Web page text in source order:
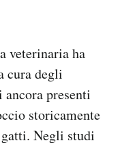
veterinaria ha
cura degli
presenti
storicamente
Negli studi